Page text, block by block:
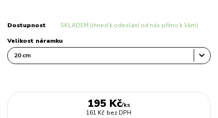
Dostupnost SKLADEM (ihned k odeslání od nás přímo k Vám)
Velikost náramku
195 Kč/ks
161 Kč bez DPH